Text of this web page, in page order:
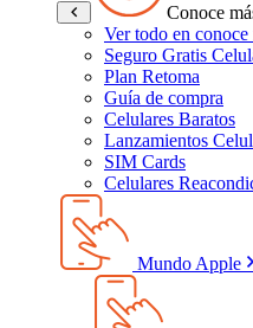
Conoce
Ver todo en conoce
Seguro Gratis
Plan Retoma
Guía de compra
Celulares Baratos
Lanzamientos
SIM Cards
Celulares
Mundo Apple